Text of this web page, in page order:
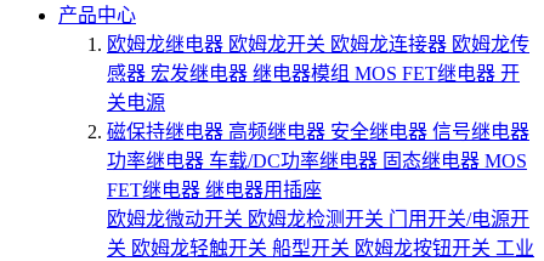
产品中心
欧姆龙继电器 欧姆龙开关 欧姆龙连接器 欧姆龙传
感器 宏发继电器 继电器模组 MOS FET继电器 开
关电源
磁保持继电器 高频继电器 安全继电器 信号继电器
功率继电器 车载/DC功率继电器 固态继电器 MOS
FET继电器 继电器用插座
欧姆龙微动开关 欧姆龙检测开关 门用开关/电源开
关 欧姆龙轻触开关 船型开关 欧姆龙按钮开关 工业